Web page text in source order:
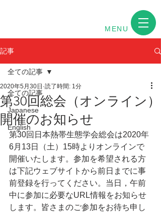
MENU
記事
全ての記事
Japanese
English
全ての記事
第30回総会（オンライン）
開催のお知らせ
2020年5月30日 読了時間: 1分
第30回日本熱帯生態学会総会は2020年
6月13日（土）15時よりオンラインで
開催いたします。参加を希望される方
は下記ウェブサイトから前日までに事
前登録を行ってください。当日，午前
中に参加に必要なURL情報をお知らせ
します。皆さまのご参加をお待ち申し